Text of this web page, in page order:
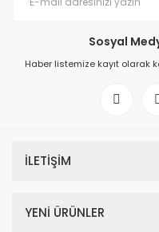
Sosyal
Haber listemize kayıt olarak
İLETİŞİM
YENİ ÜRÜNLER